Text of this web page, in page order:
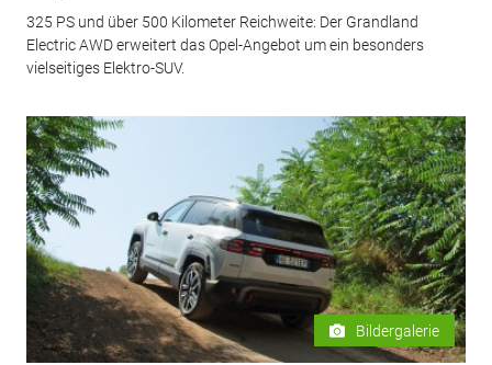
325 PS und über 500 Kilometer Reichweite: Der Grandland
Electric AWD erweitert das Opel-Angebot um ein besonders
vielseitiges Elektro-SUV.
Bildergalerie